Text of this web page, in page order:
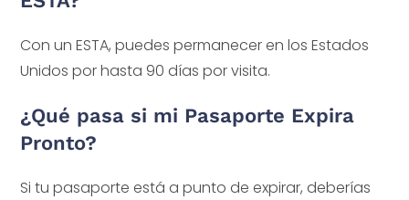
Con un ESTA, puedes permanecer en los Estados
Unidos por hasta 90 días por visita.
¿Qué pasa si mi Pasaporte Expira
Pronto?
Si tu pasaporte está a punto de expirar, deberías